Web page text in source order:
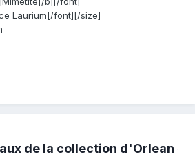
Laurium[/font][/size]
de la collection d'Orlean ·